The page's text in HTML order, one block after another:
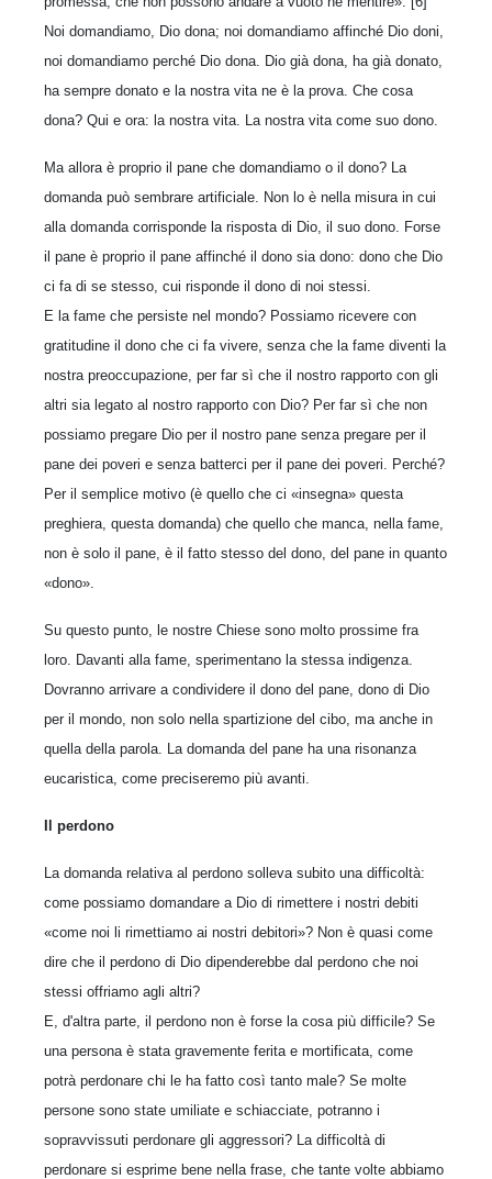
Noi domandiamo, Dio dona; noi domandiamo affinché Dio doni,
noi domandiamo perché Dio dona. Dio già dona, ha già donato,
ha sempre donato e la nostra vita ne è la prova. Che cosa
dona? Qui e ora: la nostra vita. La nostra vita come suo dono.
Ma allora è proprio il pane che domandiamo o il dono? La
domanda può sembrare artificiale. Non lo è nella misura in cui
alla domanda corrisponde la risposta di Dio, il suo dono. Forse
il pane è proprio il pane affinché il dono sia dono: dono che Dio
ci fa di se stesso, cui risponde il dono di noi stessi.
E la fame che persiste nel mondo? Possiamo ricevere con
gratitudine il dono che ci fa vivere, senza che la fame diventi la
nostra preoccupazione, per far sì che il nostro rapporto con gli
altri sia legato al nostro rapporto con Dio? Per far sì che non
possiamo pregare Dio per il nostro pane senza pregare per il
pane dei poveri e senza batterci per il pane dei poveri. Perché?
Per il semplice motivo (è quello che ci «insegna» questa
preghiera, questa domanda) che quello che manca, nella fame,
non è solo il pane, è il fatto stesso del dono, del pane in quanto
«dono».
Su questo punto, le nostre Chiese sono molto prossime fra
loro. Davanti alla fame, sperimentano la stessa indigenza.
Dovranno arrivare a condividere il dono del pane, dono di Dio
per il mondo, non solo nella spartizione del cibo, ma anche in
quella della parola. La domanda del pane ha una risonanza
eucaristica, come preciseremo più avanti.
Il perdono
La domanda relativa al perdono solleva subito una difficoltà:
come possiamo domandare a Dio di rimettere i nostri debiti
«come noi li rimettiamo ai nostri debitori»? Non è quasi come
dire che il perdono di Dio dipenderebbe dal perdono che noi
stessi offriamo agli altri?
E, d'altra parte, il perdono non è forse la cosa più difficile? Se
una persona è stata gravemente ferita e mortificata, come
potrà perdonare chi le ha fatto così tanto male? Se molte
persone sono state umiliate e schiacciate, potranno i
sopravvissuti perdonare gli aggressori? La difficoltà di
perdonare si esprime bene nella frase, che tante volte abbiamo